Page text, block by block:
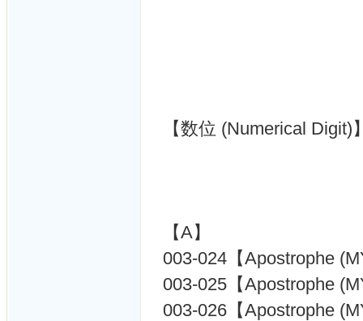
【数位 (Numerical Digit)
【A】
003-024【Apostrophe
003-025【Apostrophe
003-026【Apostrophe